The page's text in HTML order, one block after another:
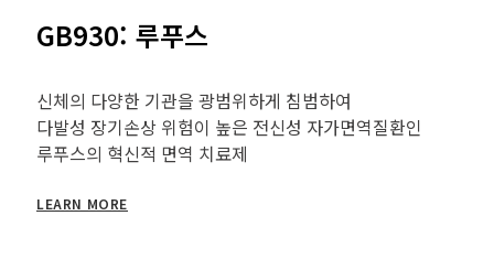
GB930: 루푸스
신체의 다양한 기관을 광범위하게 침범하여
다발성 장기손상 위험이 높은 전신성 자가면역질환인
루푸스의 혁신적 면역 치료제
LEARN MORE